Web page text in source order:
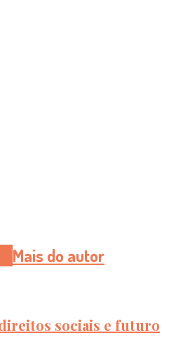
Mais do autor
sociais e futuro